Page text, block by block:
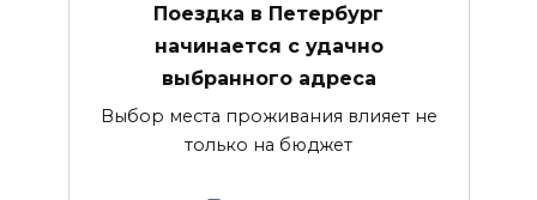
Поездка в Петербург
начинается с удачно
выбранного адреса
Выбор места проживания влияет не
только на бюджет